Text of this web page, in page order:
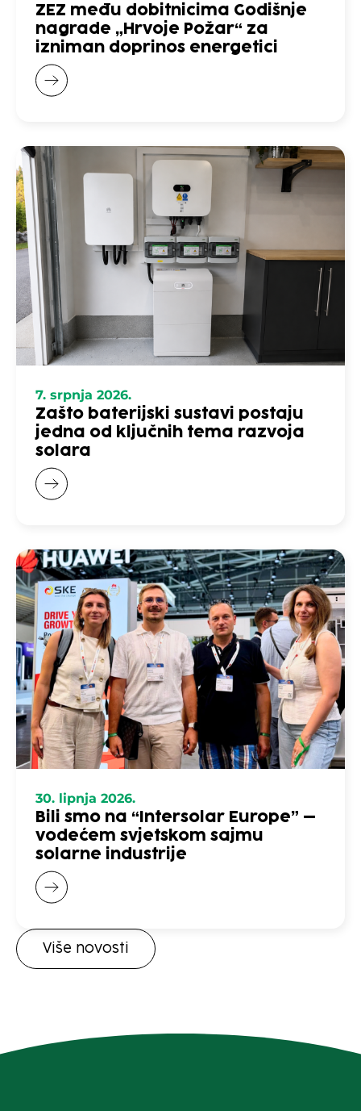
ZEZ među dobitnicima Godišnje
nagrade „Hrvoje Požar“ za
izniman doprinos energetici
7. srpnja 2026.
Zašto baterijski sustavi postaju
jedna od ključnih tema razvoja
solara
30. lipnja 2026.
Bili smo na “Intersolar Europe” –
vodećem svjetskom sajmu
solarne industrije
Više novosti